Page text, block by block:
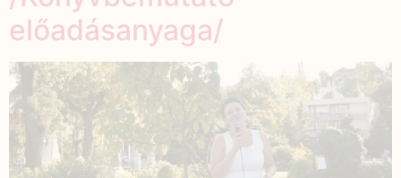
előadásanyaga/